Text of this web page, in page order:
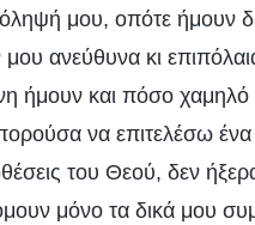
μου, οπότε ήμουν
ανεύθυνα κι
ήμουν και πόσο
να επιτελέσω ένα
του Θεού, δεν
μόνο τα δικά μου